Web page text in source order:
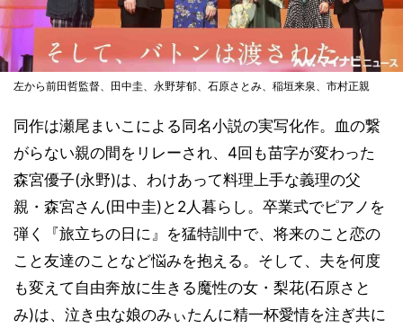
左から前田哲監督、田中圭、永野芽郁、石原さとみ、稲垣来泉、市村正親
同作は瀬尾まいこによる同名小説の実写化作。血の繋
がらない親の間をリレーされ、4回も苗字が変わった
森宮優子(永野)は、わけあって料理上手な義理の父
親・森宮さん(田中圭)と2人暮らし。卒業式でピアノを
弾く『旅立ちの日に』を猛特訓中で、将来のこと恋の
こと友達のことなど悩みを抱える。そして、夫を何度
も変えて自由奔放に生きる魔性の女・梨花(石原さと
み)は、泣き虫な娘のみぃたんに精一杯愛情を注ぎ共に